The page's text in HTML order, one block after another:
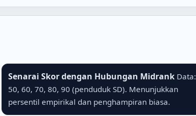
Senarai Skor dengan Hubungan Midrank Data:
50, 60, 70, 80, 90 (penduduk SD). Menunjukkan
persentil empirikal dan penghampiran biasa.